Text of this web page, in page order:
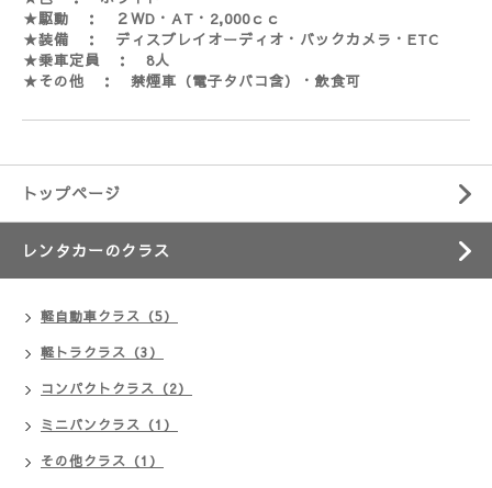
★駆動 ： ２WD・AT・2,000ｃｃ
★装備 ： ディスプレイオーディオ・バックカメラ・ETC
★乗車定員 ： 8人
★その他 ： 禁煙車（電子タバコ含）・飲食可
トップページ
レンタカーのクラス
軽自動車クラス（5）
軽トラクラス（3）
コンパクトクラス（2）
ミニバンクラス（1）
その他クラス（1）